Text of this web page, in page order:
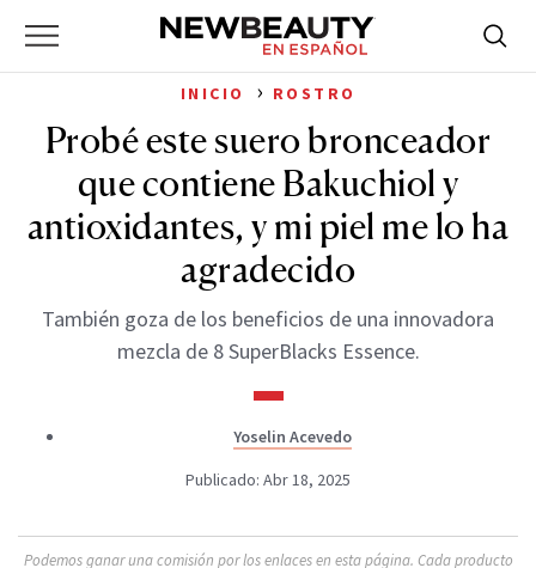
Primary
NewBeauty
for:
INICIO › ROSTRO
Probé este suero bronceador
que contiene Bakuchiol y
antioxidantes, y mi piel me lo ha
agradecido
También goza de los beneficios de una innovadora
mezcla de 8 SuperBlacks Essence.
Yoselin Acevedo
Publicado: Abr 18, 2025
Podemos ganar una comisión por los enlaces en esta página. Cada producto